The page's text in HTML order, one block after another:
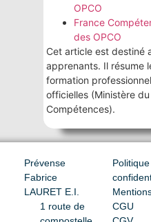
OPCO
France
des OPCO
Cet article est destiné
apprenants. Il résume
formation
officielles (Ministère
Compétences).
Prévense
Fabrice
LAURET E.I.
1 route de
CGU